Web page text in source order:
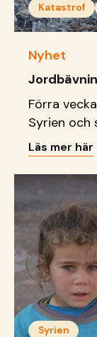
Katastrof
Nyhet
Förra
Syrien och
tusentals
splittras i
dödstalen
förlorat
Läs mer här
Syrien